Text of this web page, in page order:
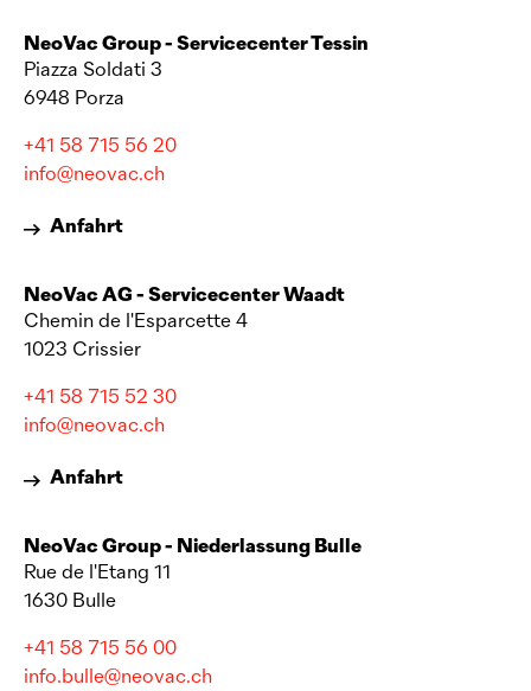
NeoVacGroup - Servicecenter Tessin
Piazza Soldati 3
6948 Porza
+41 58 715 56 20
info@neovac.ch
Anfahrt
NeoVacAG - Servicecenter Waadt
Chemin de l'Esparcette 4
1023 Crissier
+41 58 715 52 30
info@neovac.ch
Anfahrt
NeoVacGroup - Niederlassung Bulle
Rue de l'Etang 11
1630 Bulle
+41 58 715 56 00
info.bulle@neovac.ch